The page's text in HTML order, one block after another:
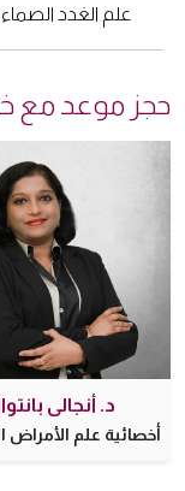
علم الغدد
حجز موعد مع
د. أنجالي